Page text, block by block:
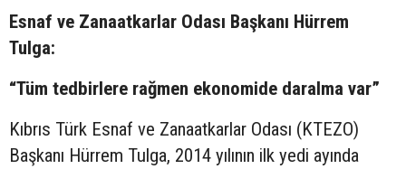
Esnaf ve Zanaatkarlar Odası Başkanı Hürrem
Tulga:
“Tüm tedbirlere rağmen ekonomide daralma var”
Kıbrıs Türk Esnaf ve Zanaatkarlar Odası (KTEZO)
Başkanı Hürrem Tulga, 2014 yılının ilk yedi ayında